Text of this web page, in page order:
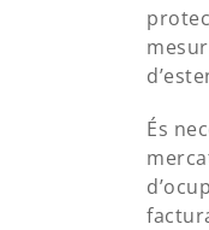
És